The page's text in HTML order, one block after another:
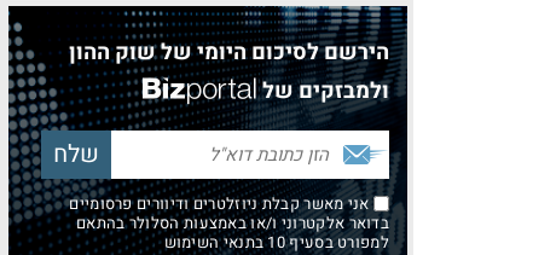
הירשם לסיכום היומי של שוק ההון
ולמבזקים של
אני מאשר קבלת ניוזלטרים ודיוורים פרסומיים
בדואר אלקטרוני ו/או באמצעות הסלולר בהתאם
למפורט בסעיף 10 בתנאי השימוש